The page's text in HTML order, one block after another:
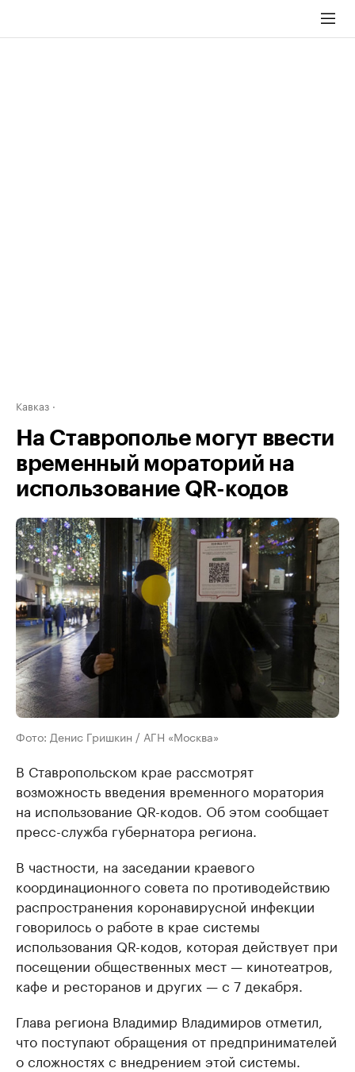
Кавказ
На Ставрополье могут ввести
временный мораторий на
использование QR-кодов
Фото: Денис Гришкин / АГН «Москва»
В Ставропольском крае рассмотрят
возможность введения временного моратория
на использование QR-кодов. Об этом сообщает
пресс-служба губернатора региона.
В частности, на заседании краевого
координационного совета по противодействию
распространения коронавирусной инфекции
говорилось о работе в крае системы
использования QR-кодов, которая действует при
посещении общественных мест — кинотеатров,
кафе и ресторанов и других — с 7 декабря.
Глава региона Владимир Владимиров отметил,
что поступают обращения от предпринимателей
о сложностях с внедрением этой системы.